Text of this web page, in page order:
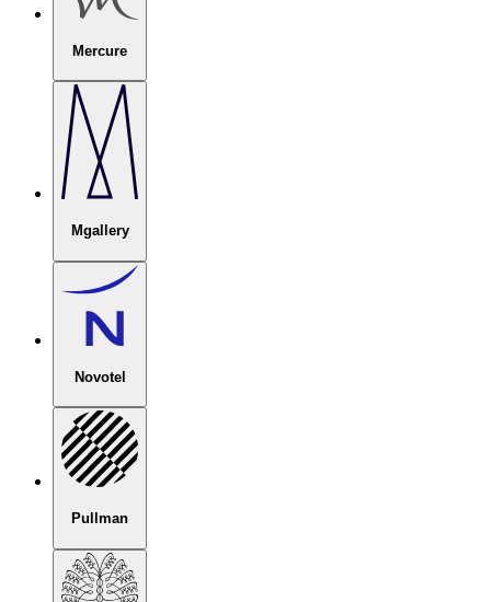
Mercure
Mgallery
Novotel
Pullman